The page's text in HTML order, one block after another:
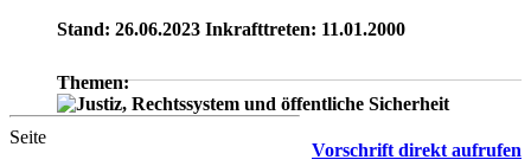
Stand: 26.06.2023 Inkrafttreten: 11.01.2000
Themen:
Vorschrift direkt aufrufen
Seite